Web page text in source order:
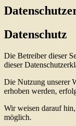
Datenschutz
Die Betreiber dieser
dieser
Die Nutzung unserer
erhoben werden,
Wir weisen darauf
möglich.